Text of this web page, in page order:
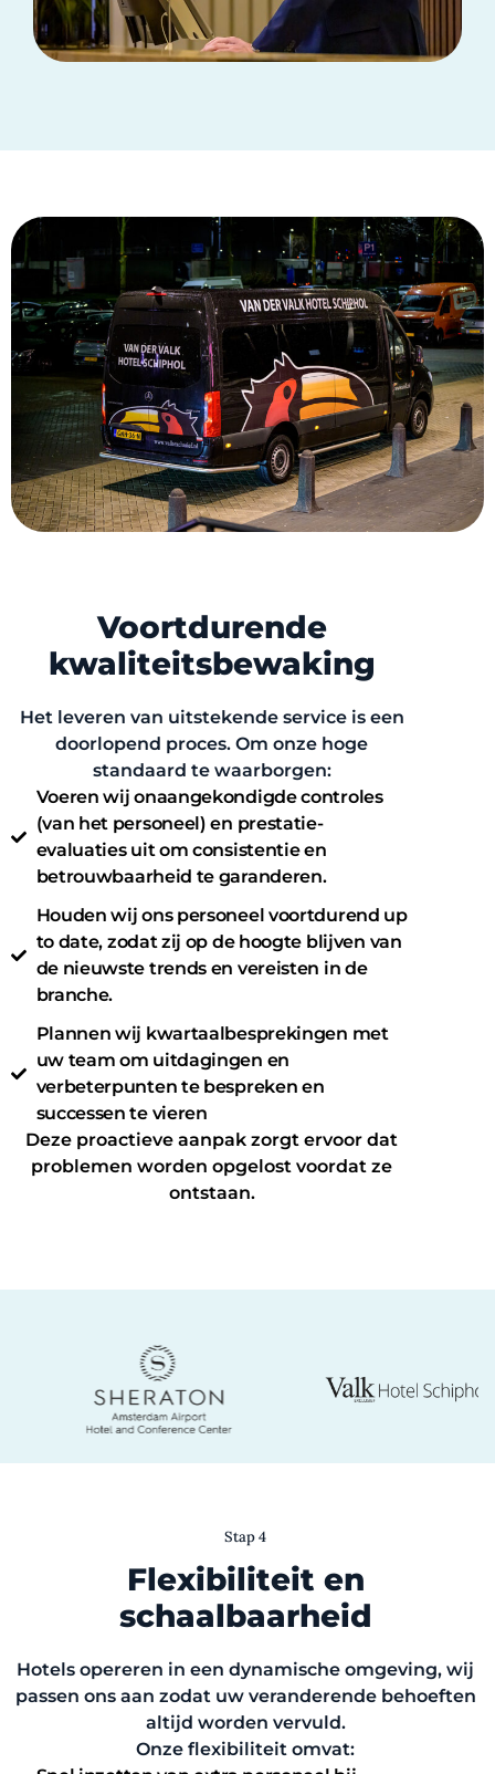
Voortdurende
kwaliteitsbewaking
Het leveren van uitstekende service is een
doorlopend proces. Om onze hoge
standaard te waarborgen:
Voeren wij onaangekondigde controles
(van het personeel) en prestatie-
evaluaties uit om consistentie en
betrouwbaarheid te garanderen.
Houden wij ons personeel voortdurend up
to date, zodat zij op de hoogte blijven van
de nieuwste trends en vereisten in de
branche.
Plannen wij kwartaalbesprekingen met
uw team om uitdagingen en
verbeterpunten te bespreken en
successen te vieren
Deze proactieve aanpak zorgt ervoor dat
problemen worden opgelost voordat ze
ontstaan.
Stap 4
Flexibiliteit en
schaalbaarheid
Hotels opereren in een dynamische omgeving, wij
passen ons aan zodat uw veranderende behoeften
altijd worden vervuld.
Onze flexibiliteit omvat: